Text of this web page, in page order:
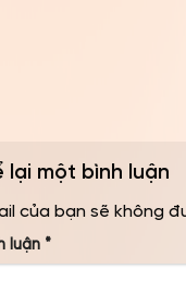
lại một bình luận
của bạn sẽ không
luận *